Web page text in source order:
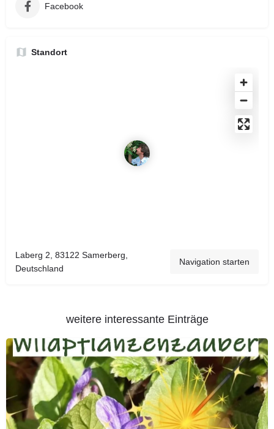
Facebook
Standort
Laberg 2, 83122 Samerberg,
Deutschland
Navigation starten
weitere interessante Einträge